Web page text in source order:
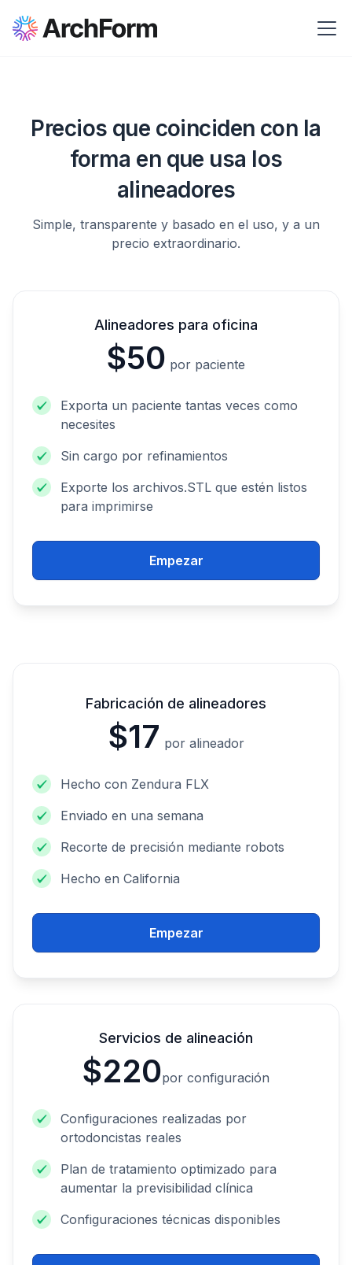
Precios que coinciden con la
forma en que usa los
alineadores
Simple, transparente y basado en el uso, y a un
precio extraordinario.
Alineadores para oficina
$50 por paciente
Exporta un paciente tantas veces como
necesites
Sin cargo por refinamientos
Exporte los archivos.STL que estén listos
para imprimirse
Empezar
Fabricación de alineadores
$17 por alineador
Hecho con Zendura FLX
Enviado en una semana
Recorte de precisión mediante robots
Hecho en California
Empezar
Servicios de alineación
$220por configuración
Configuraciones realizadas por
ortodoncistas reales
Plan de tratamiento optimizado para
aumentar la previsibilidad clínica
Configuraciones técnicas disponibles